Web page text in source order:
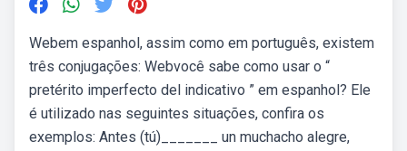
Webem espanhol, assim como em português, existem
três conjugações: Webvocê sabe como usar o “
pretérito imperfecto del indicativo ” em espanhol? Ele
é utilizado nas seguintes situações, confira os
exemplos: Antes (tú)_______ un muchacho alegre,